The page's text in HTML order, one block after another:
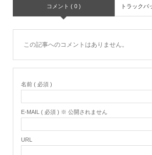
コメント ( 0 ) トラックバ
この記事へのコメントはありません。
名前 ( 必須 )
E-MAIL ( 必須 ) ※ 公開されません
URL